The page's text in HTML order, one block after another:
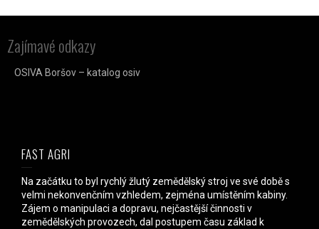
Zajímavé odkazy
OSIVA Boršov – katalog osiv
FAST AGRI
Na začátku to byl rychlý žlutý zemědělský stroj ve své době s
velmi nekonvenčním vzhledem, zejména umístěním kabiny.
Zájem o manipulaci a dopravu, nejčastější činnosti v
zemědělských provozech, dal postupem času základ k